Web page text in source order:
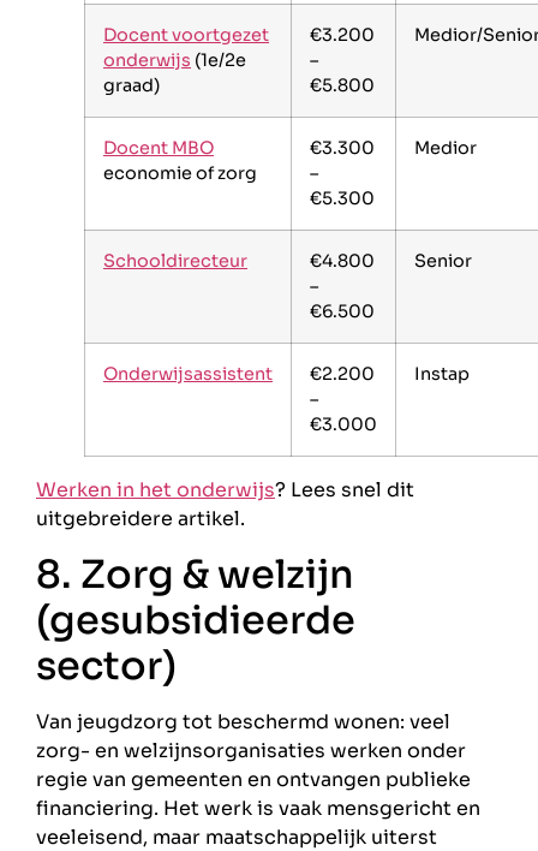
Docent voortgezet
onderwijs (1e/2e
graad)
€3.200
–
€5.800
Medior/
Docent MBO
economie of zorg
€3.300
–
€5.300
Medior
Schooldirecteur
€4.800
–
€6.500
Senior
Onderwijsassistent
€2.200
–
€3.000
Instap
Werken in het onderwijs? Lees snel dit
uitgebreidere artikel.
8. Zorg & welzijn
(gesubsidieerde
sector)
Van jeugdzorg tot beschermd wonen: veel
zorg- en welzijnsorganisaties werken onder
regie van gemeenten en ontvangen publieke
financiering. Het werk is vaak mensgericht en
veeleisend, maar maatschappelijk uiterst